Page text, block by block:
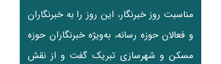
مناسبت روز خبرنگار، این روز را به خبرنگاران
و فعالان حوزه رسانه، به‌ویژه خبرنگاران حوزه
مسکن و شهرسازی تبریک گفت و از نقش